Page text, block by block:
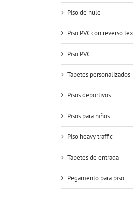
Piso de hule
Piso PVC con reverso
Piso PVC
Tapetes personalizados
Pisos deportivos
Pisos para niños
Piso heavy traffic
Tapetes de entrada
Pegamento para piso